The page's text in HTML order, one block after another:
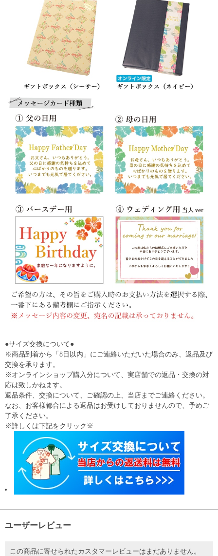
●サイズ交換について●
※商品到着から「8日以内」にご連絡いただいた場合のみ、返品及び
交換を承ります。
※オンラインショップ購入分について、実店舗での返品・交換の対
応は致しかねます。
返品条件、交換について、ご確認の上、当店までご連絡ください。
なお、お客様都合による返品はお受けしておりませんので、予めご
了承ください。
※詳しくは下記をクリック※
ユーザーレビュー
この商品に寄せられたカスタマーレビューはまだありません。